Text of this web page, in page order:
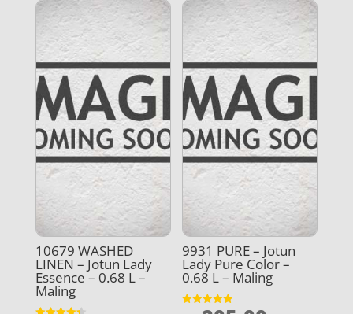
10679 WASHED
LINEN – Jotun Lady
Essence – 0.68 L –
Maling
9931 PURE – Jotun
Lady Pure Color –
0.68 L – Maling